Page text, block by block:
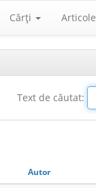
Cărţi Articole
Text de căutat:
Autor